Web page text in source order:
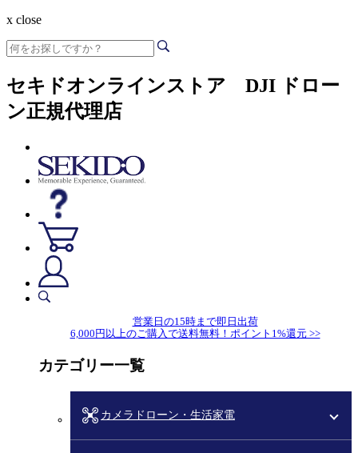
x close
セキドオンラインストア DJI ドロー
ン正規代理店
営業日の15時まで即日出荷
6,000円以上のご購入で送料無料！ポイント1%還元 >>
カテゴリー一覧
カメラドローン・生活家電